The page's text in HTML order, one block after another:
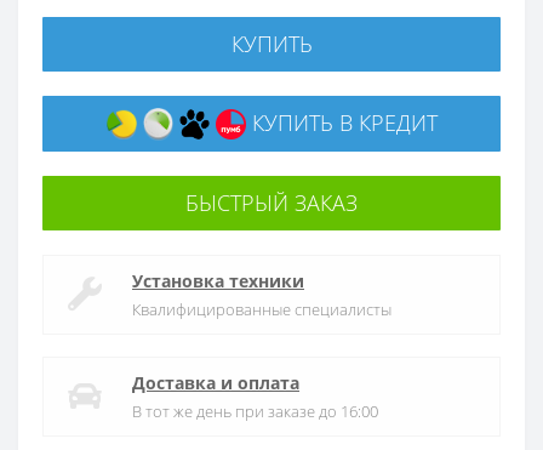
КУПИТЬ
КУПИТЬ В КРЕДИТ
БЫСТРЫЙ ЗАКАЗ
Установка техники
Квалифицированные специалисты
Доставка и оплата
В тот же день при заказе до 16:00